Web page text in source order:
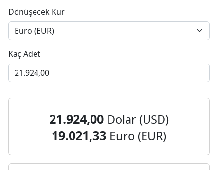
Dönüşecek Kur
Kaç Adet
21.924,00 Dolar (USD)
19.021,33 Euro (EUR)